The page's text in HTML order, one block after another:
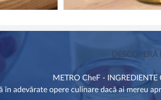
METRO CheF -
în adevărate opere culinare dacă ai mereu